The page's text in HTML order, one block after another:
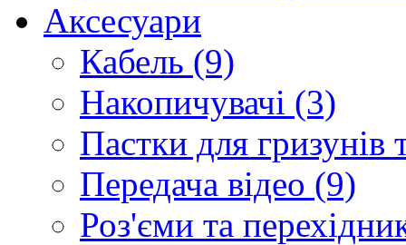
Аксесуари
Кабель (9)
Накопичувачі (3)
Пастки для гризунів
Передача відео (9)
Роз'єми та